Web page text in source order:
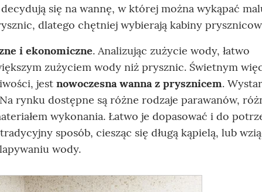
się na wannę, w której można wykąpać
dlatego chętniej wybierają kabiny
i ekonomiczne. Analizując zużycie wody, łatwo
zużyciem wody niż prysznic. Świetnym
jest nowoczesna wanna z prysznicem.
rynku dostępne są różne rodzaje parawanów,
wykonania. Łatwo je dopasować i do
sposób, ciesząc się długą kąpielą, lub
wody.